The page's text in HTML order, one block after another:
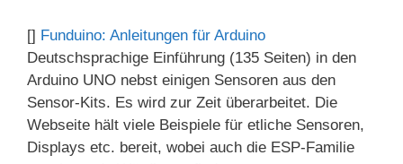
[] Funduino: Anleitungen für Arduino
Deutschsprachige Einführung (135 Seiten) in den
Arduino UNO nebst einigen Sensoren aus den
Sensor-Kits. Es wird zur Zeit überarbeitet. Die
Webseite hält viele Beispiele für etliche Sensoren,
Displays etc. bereit, wobei auch die ESP-Familie